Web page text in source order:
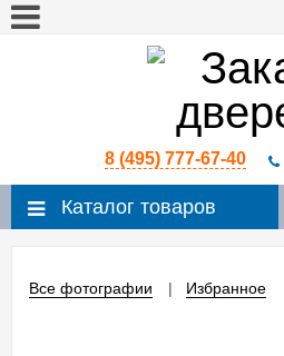
8 (495) 777-67-40
Каталог товаров
Все фотографии Избранное